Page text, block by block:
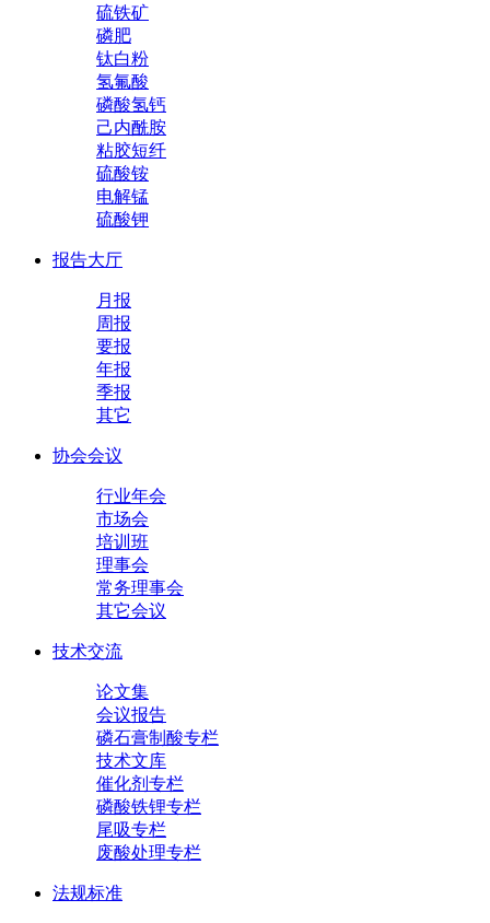
硫铁矿
磷肥
钛白粉
氢氟酸
磷酸氢钙
己内酰胺
粘胶短纤
硫酸铵
电解锰
硫酸钾
报告大厅
月报
周报
要报
年报
季报
其它
协会会议
行业年会
市场会
培训班
理事会
常务理事会
其它会议
技术交流
论文集
会议报告
磷石膏制酸专栏
技术文库
催化剂专栏
磷酸铁锂专栏
尾吸专栏
废酸处理专栏
法规标准